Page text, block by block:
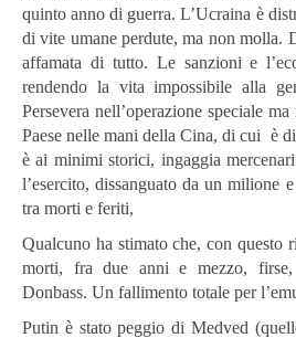
quinto anno di guerra. L’Ucraina è
di vite umane perdute, ma non molla.
affamata di tutto. Le sanzioni e
rendendo la vita impossibile alla
Persevera nell’operazione speciale
Paese nelle mani della Cina, di cui è
è ai minimi storici, ingaggia
l’esercito, dissanguato da un milione
tra morti e feriti,
Qualcuno ha stimato che, con questo
morti, fra due anni e mezzo,
Donbass. Un fallimento totale per
Putin è stato peggio di Medved